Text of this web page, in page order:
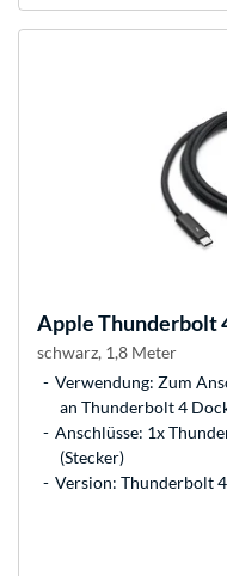
AppleThunderbolt
schwarz, 1,8 Meter
Verwendung: Zum
an Thunderbolt 4
Anschlüsse: 1x
(Stecker)
Version: Thunderbolt